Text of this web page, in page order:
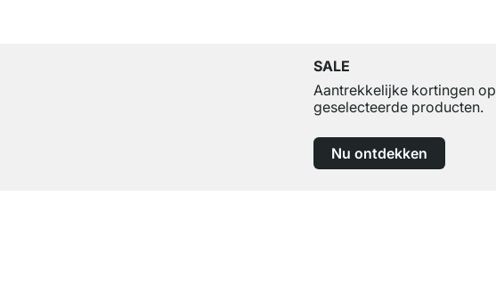
SALE
Aantrekkelijke kortingen op
geselecteerde producten.
Nu ontdekken